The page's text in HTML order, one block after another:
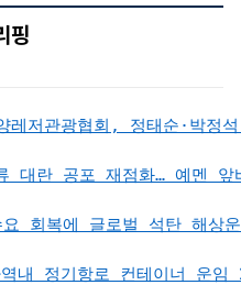
핑
레저관광협회, 정태순·박정
대란 공포 재점화… 예멘 앞
회복에 글로벌 석탄 해상
역내 정기항로 컨테이너 운